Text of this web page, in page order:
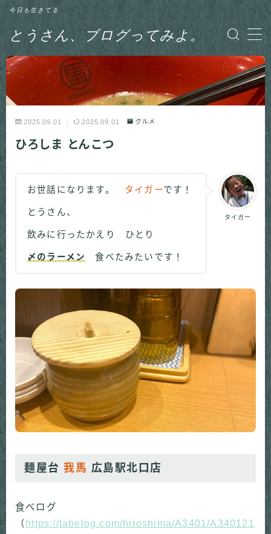
とうさん、ブログってみよ。
今日も生きてる
MENU
グルメ
日記
釣り
2025.09.01 2025.09.01 グルメ
ひろしま とんこつ
タイガー
お世話になります。 タイガーです！
とうさん、
飲みに行ったかえり ひとり
〆のラーメン 食べたみたいです！
麺屋台 我馬 広島駅北口店
食べログ
（ https://tabelog.com/hiroshima/A3401/A340121